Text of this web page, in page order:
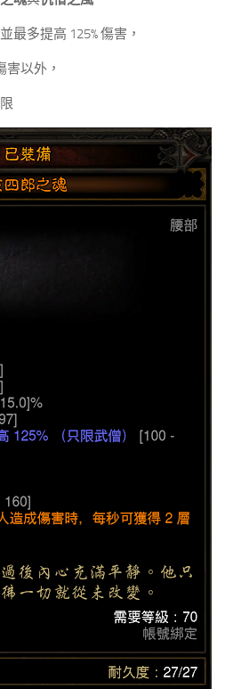
最多提高 125% 傷害，
害以外，